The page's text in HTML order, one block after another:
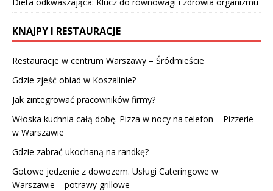
KNAJPY I RESTAURACJE
Restauracje w centrum Warszawy – Śródmieście
Gdzie zjeść obiad w Koszalinie?
Jak zintegrować pracowników firmy?
Włoska kuchnia całą dobę. Pizza w nocy na telefon – Pizzerie
w Warszawie
Gdzie zabrać ukochaną na randkę?
Gotowe jedzenie z dowozem. Usługi Cateringowe w
Warszawie – potrawy grillowe